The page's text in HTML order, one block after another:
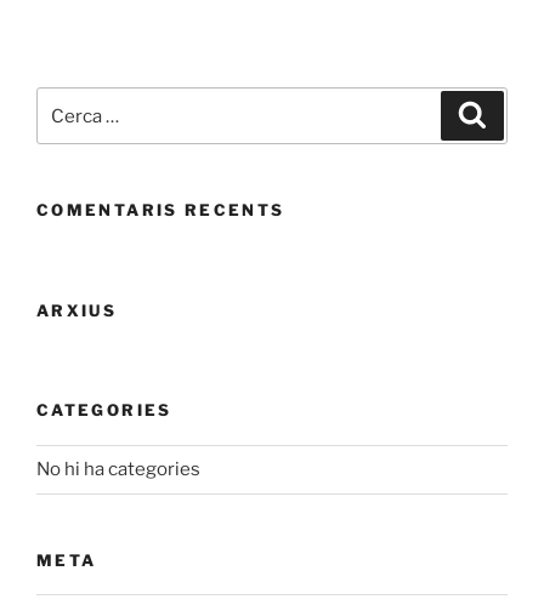
COMENTARIS RECENTS
ARXIUS
CATEGORIES
No hi ha categories
META